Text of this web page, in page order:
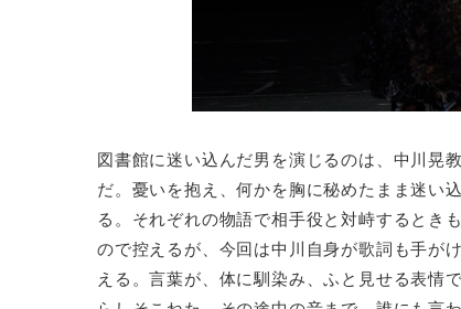
図書館に迷い込んだ男を演じるのは、中川晃
だ。憂いを抱え、何かを胸に秘めたまま迷
る。それぞれの物語で相手役と対峙するとき
ので控えるが、今回は中川自身が歌詞も手が
える。言葉が、体に馴染み、ふと見せる表情